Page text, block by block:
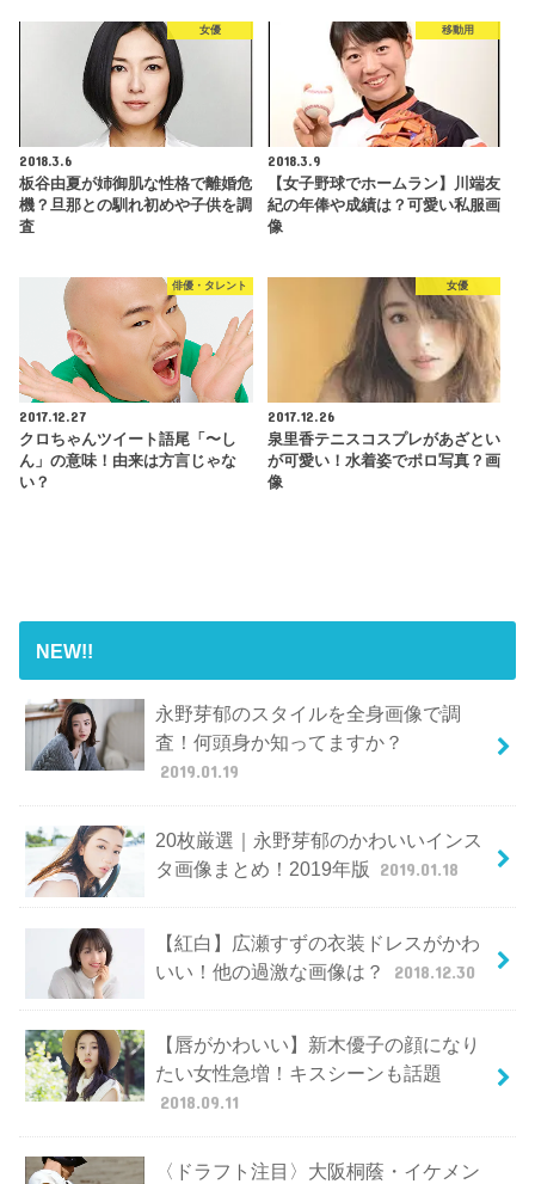
女優
2018.3.6
板谷由夏が姉御肌な性格で離婚危
機？旦那との馴れ初めや子供を調
査
移動用
2018.3.9
【女子野球でホームラン】川端友
紀の年俸や成績は？可愛い私服画
像
俳優・タレント
2017.12.27
クロちゃんツイート語尾「〜し
ん」の意味！由来は方言じゃな
い？
女優
2017.12.26
泉里香テニスコスプレがあざとい
が可愛い！水着姿でポロ写真？画
像
NEW!!
永野芽郁のスタイルを全身画像で調
査！何頭身か知ってますか？
2019.01.19
20枚厳選｜永野芽郁のかわいいインス
タ画像まとめ！2019年版
2019.01.18
【紅白】広瀬すずの衣装ドレスがかわ
いい！他の過激な画像は？
2018.12.30
【唇がかわいい】新木優子の顔になり
たい女性急増！キスシーンも話題
2018.09.11
〈ドラフト注目〉大阪桐蔭・イケメン